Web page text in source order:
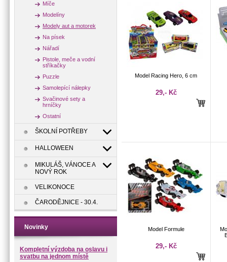
Míče
Modelíny
Modely aut a motorek
Na písek
Nářadí
Pistole, meče a vodní
stříkačky
Puzzle
Samolepící nálepky
Svačinové sety a
hrníčky
Ostatní
ŠKOLNÍ POTŘEBY
HALLOWEEN
MIKULÁŠ, VÁNOCE A
NOVÝ ROK
VELIKONOCE
ČARODĚJNICE - 30.4.
Novinky
Kompletní výzdoba na oslavu i
svatbu na jednom místě
Model Racing Hero, 6 cm
29,- Kč
Model Formule
29,- Kč